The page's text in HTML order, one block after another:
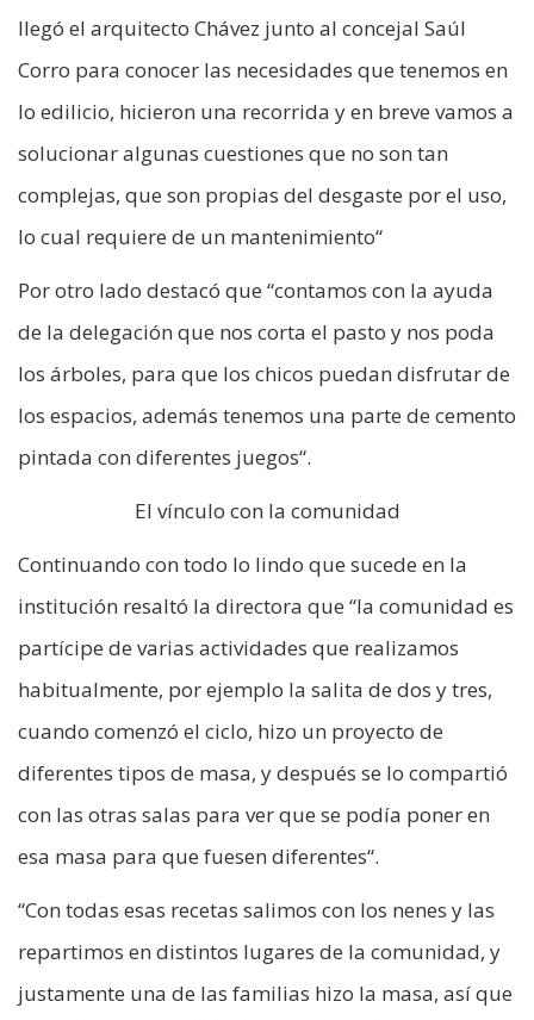
llegó el arquitecto Chávez junto al concejal Saúl
Corro para conocer las necesidades que tenemos en
lo edilicio, hicieron una recorrida y en breve vamos a
solucionar algunas cuestiones que no son tan
complejas, que son propias del desgaste por el uso,
lo cual requiere de un mantenimiento“
Por otro lado destacó que “contamos con la ayuda
de la delegación que nos corta el pasto y nos poda
los árboles, para que los chicos puedan disfrutar de
los espacios, además tenemos una parte de cemento
pintada con diferentes juegos“.
El vínculo con la comunidad
Continuando con todo lo lindo que sucede en la
institución resaltó la directora que “la comunidad es
partícipe de varias actividades que realizamos
habitualmente, por ejemplo la salita de dos y tres,
cuando comenzó el ciclo, hizo un proyecto de
diferentes tipos de masa, y después se lo compartió
con las otras salas para ver que se podía poner en
esa masa para que fuesen diferentes“.
“Con todas esas recetas salimos con los nenes y las
repartimos en distintos lugares de la comunidad, y
justamente una de las familias hizo la masa, así que